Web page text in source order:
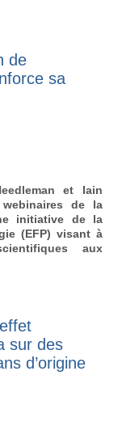
de
sa
et Iain
de la
initiative de la
(EFP) visant à
aux
sur des
d’origine